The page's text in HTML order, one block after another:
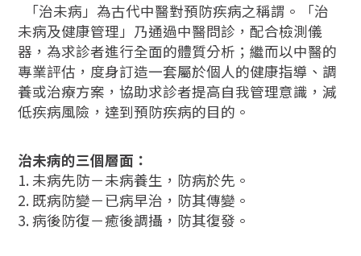
「治未病」為古代中醫對預防疾病之稱謂。「治
未病及健康管理」乃通過中醫問診，配合檢測儀
器，為求診者進行全面的體質分析；繼而以中醫的
專業評估，度身訂造一套屬於個人的健康指導、調
養或治療方案，協助求診者提高自我管理意識，減
低疾病風險，達到預防疾病的目的。
治未病的三個層面：
1. 未病先防－未病養生，防病於先。
2. 既病防變－已病早治，防其傳變。
3. 病後防復－癒後調攝，防其復發。